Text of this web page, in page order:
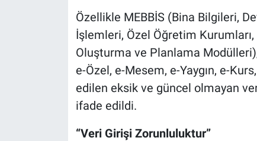
Özellikle MEBBİS (Bina Bilgileri,
İşlemleri, Özel Öğretim Kurumları,
Oluşturma ve Planlama
e-Özel, e-Mesem, e-Yaygın, e-
edilen eksik ve güncel olmayan
ifade edildi.
“Veri Girişi Zorunluluktur”